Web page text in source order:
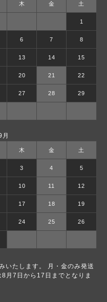
木 金 土
1
6 7 8
13 14 15
20 21 22
27 28 29
木 金 土
3 4 5
10 11 12
17 18 19
24 25 26
いたします。 月・金のみ発送
月7日から17日までとなりま